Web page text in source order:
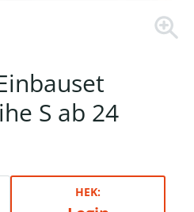
S ab 24
HEK: